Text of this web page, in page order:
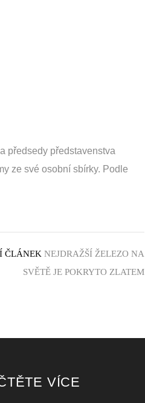
předsedy představenstva
ze své osobní sbírky. Podle
ČLÁNEK NEJDRAŽŠÍ ŽELEZO NA
SVĚTĚ JE POKRYTO ZLATEM
VÍCE